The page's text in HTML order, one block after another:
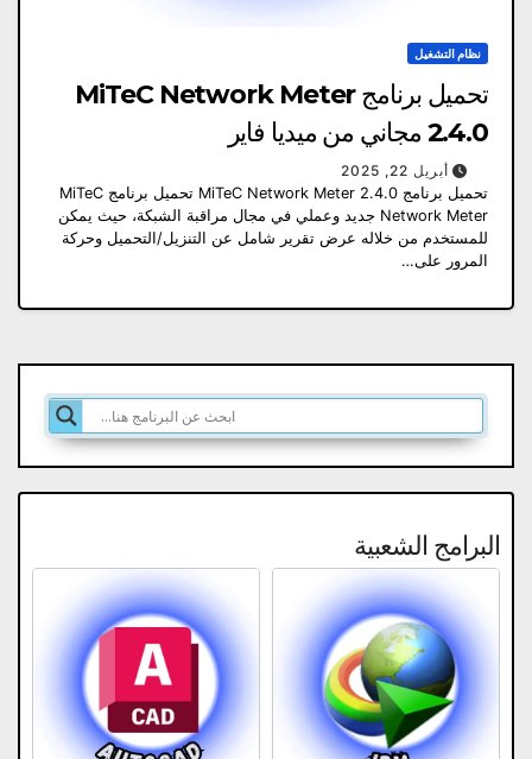
نظام التشغيل
تحميل برنامج MiTeC Network Meter
2.4.0 مجاني من ميديا ​​فاير
أبريل 22, 2025
تحميل برنامج MiTeC Network Meter 2.4.0 تحميل برنامج MiTeC
Network Meter جديد وعملي في مجال مراقبة الشبكة، حيث يمكن
للمستخدم من خلاله عرض تقرير شامل عن التنزيل/التحميل وحركة
المرور على…
البرامج الشعبية